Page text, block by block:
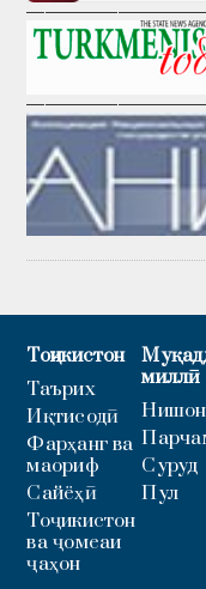
Тоҷикистон
Таърих
Иқтисодӣ
Фарҳанг ва
маориф
Сайёҳӣ
Тоҷикистон
ва ҷомеаи
ҷаҳон
миллӣ
Нишон
Суруд
Пул